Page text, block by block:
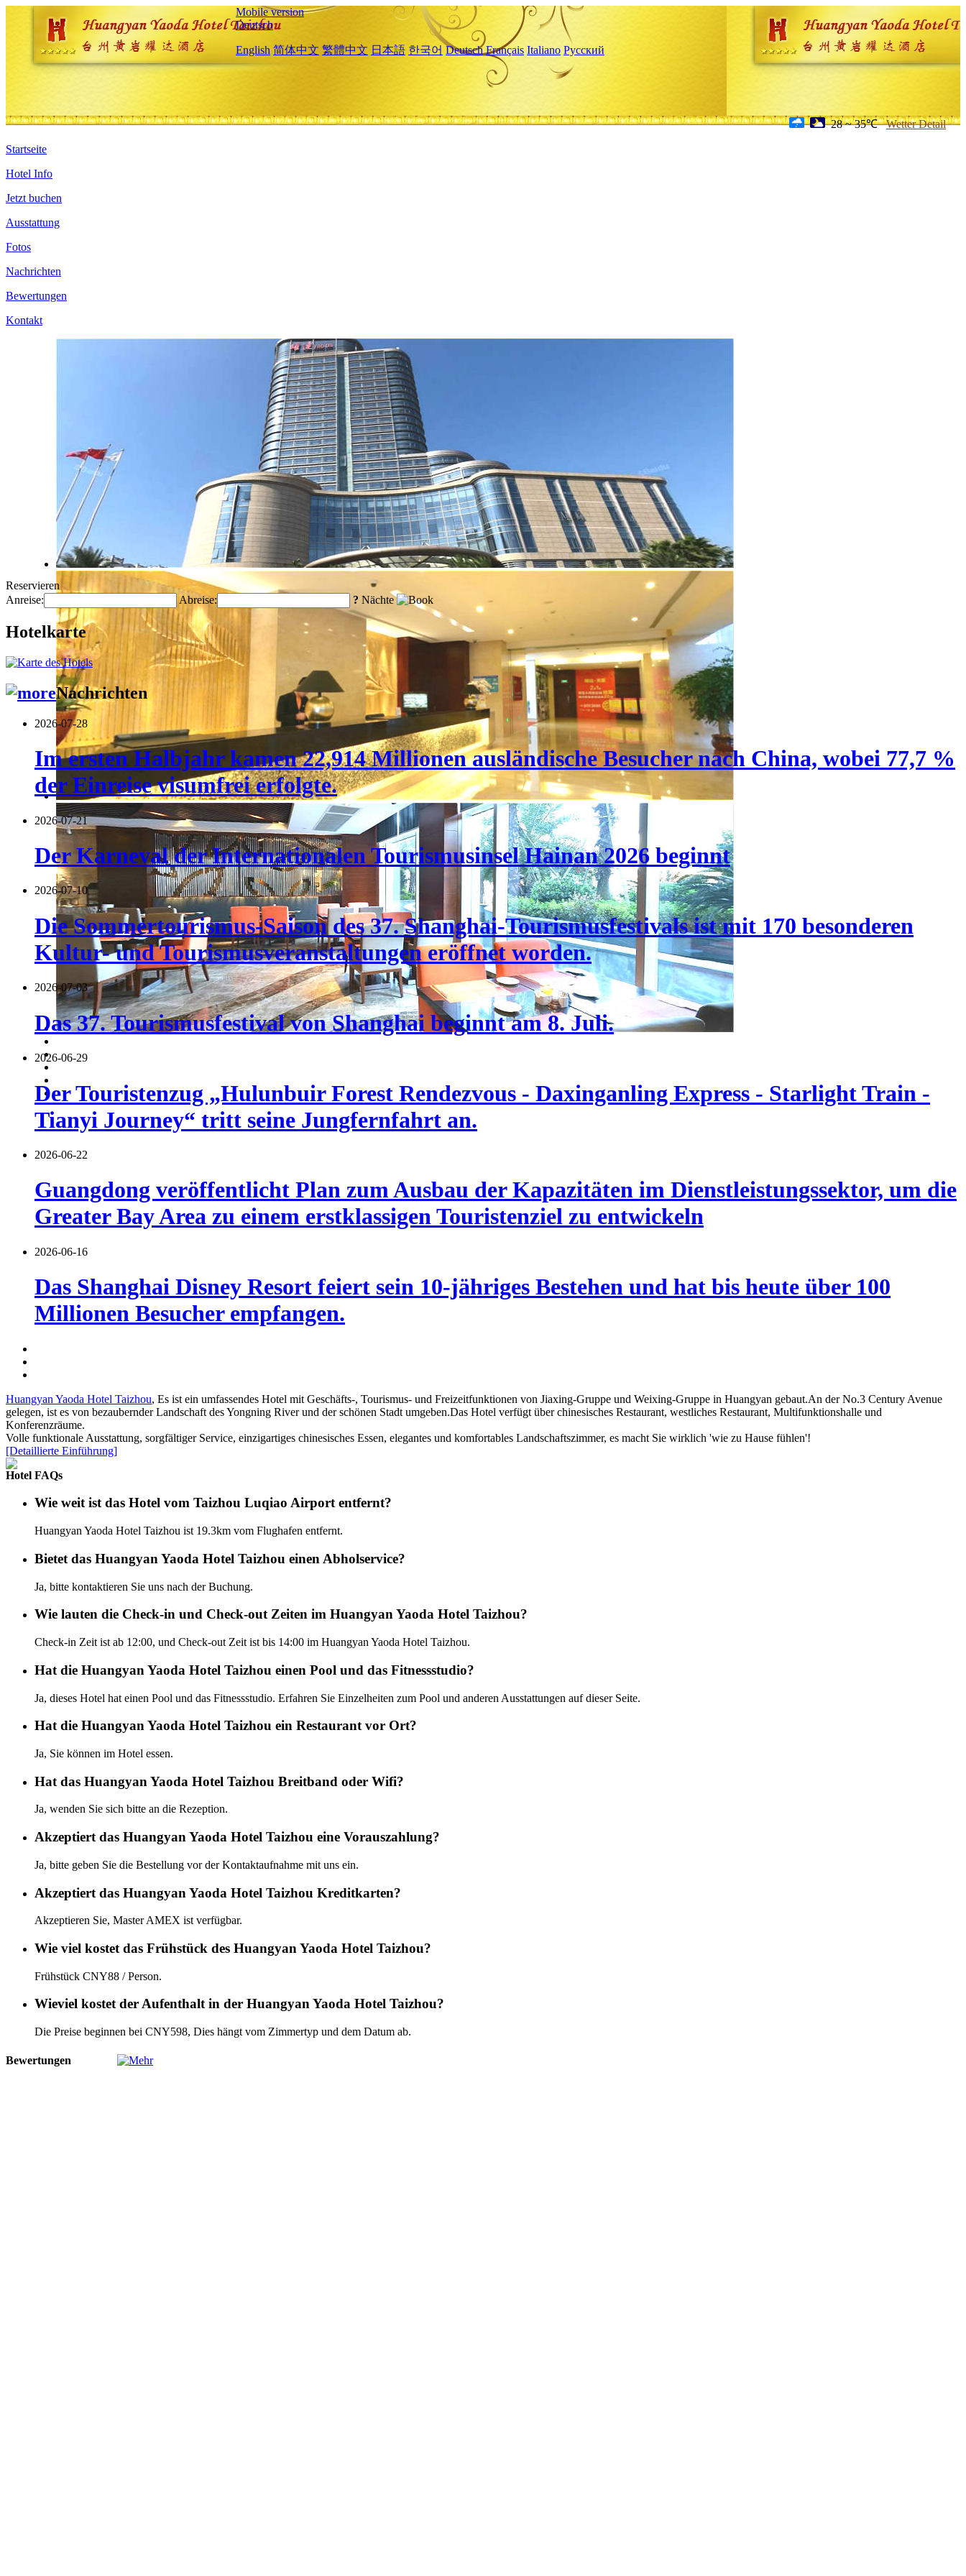
Mobile version
Deutsch
English 简体中文 繁體中文 日本語 한국어 Deutsch Français Italiano Русский
28 ~ 35℃ Wetter Detail
Startseite
Hotel Info
Jetzt buchen
Ausstattung
Fotos
Nachrichten
Bewertungen
Kontakt
Reservieren
Anreise:
Abreise: ? Nächte
Hotelkarte
Nachrichten
2026-07-28
Im ersten Halbjahr kamen 22,914 Millionen ausländische Besucher nach China, wobei 77,7 %
der Einreise visumfrei erfolgte.
2026-07-21
Der Karneval der Internationalen Tourismusinsel Hainan 2026 beginnt
2026-07-10
Die Sommertourismus-Saison des 37. Shanghai-Tourismusfestivals ist mit 170 besonderen
Kultur- und Tourismusveranstaltungen eröffnet worden.
2026-07-03
Das 37. Tourismusfestival von Shanghai beginnt am 8. Juli.
2026-06-29
Der Touristenzug „Hulunbuir Forest Rendezvous - Daxinganling Express - Starlight Train -
Tianyi Journey“ tritt seine Jungfernfahrt an.
2026-06-22
Guangdong veröffentlicht Plan zum Ausbau der Kapazitäten im Dienstleistungssektor, um die
Greater Bay Area zu einem erstklassigen Touristenziel zu entwickeln
2026-06-16
Das Shanghai Disney Resort feiert sein 10-jähriges Bestehen und hat bis heute über 100
Millionen Besucher empfangen.
Huangyan Yaoda Hotel Taizhou, Es ist ein umfassendes Hotel mit Geschäfts-, Tourismus- und Freizeitfunktionen von Jiaxing-Gruppe und Weixing-Gruppe in Huangyan gebaut.An der No.3 Century Avenue
gelegen, ist es von bezaubernder Landschaft des Yongning River und der schönen Stadt umgeben.Das Hotel verfügt über chinesisches Restaurant, westliches Restaurant, Multifunktionshalle und
Konferenzräume.
Volle funktionale Ausstattung, sorgfältiger Service, einzigartiges chinesisches Essen, elegantes und komfortables Landschaftszimmer, es macht Sie wirklich 'wie zu Hause fühlen'!
[Detaillierte Einführung]
Hotel FAQs
Wie weit ist das Hotel vom Taizhou Luqiao Airport entfernt?
Huangyan Yaoda Hotel Taizhou ist 19.3km vom Flughafen entfernt.
Bietet das Huangyan Yaoda Hotel Taizhou einen Abholservice?
Ja, bitte kontaktieren Sie uns nach der Buchung.
Wie lauten die Check-in und Check-out Zeiten im Huangyan Yaoda Hotel Taizhou?
Check-in Zeit ist ab 12:00, und Check-out Zeit ist bis 14:00 im Huangyan Yaoda Hotel Taizhou.
Hat die Huangyan Yaoda Hotel Taizhou einen Pool und das Fitnessstudio?
Ja, dieses Hotel hat einen Pool und das Fitnessstudio. Erfahren Sie Einzelheiten zum Pool und anderen Ausstattungen auf dieser Seite.
Hat die Huangyan Yaoda Hotel Taizhou ein Restaurant vor Ort?
Ja, Sie können im Hotel essen.
Hat das Huangyan Yaoda Hotel Taizhou Breitband oder Wifi?
Ja, wenden Sie sich bitte an die Rezeption.
Akzeptiert das Huangyan Yaoda Hotel Taizhou eine Vorauszahlung?
Ja, bitte geben Sie die Bestellung vor der Kontaktaufnahme mit uns ein.
Akzeptiert das Huangyan Yaoda Hotel Taizhou Kreditkarten?
Akzeptieren Sie, Master AMEX ist verfügbar.
Wie viel kostet das Frühstück des Huangyan Yaoda Hotel Taizhou?
Frühstück CNY88 / Person.
Wieviel kostet der Aufenthalt in der Huangyan Yaoda Hotel Taizhou?
Die Preise beginnen bei CNY598, Dies hängt vom Zimmertyp und dem Datum ab.
Bewertungen